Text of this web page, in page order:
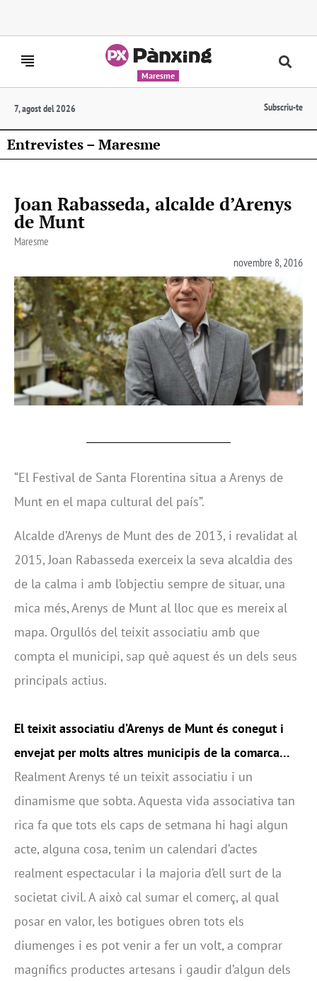
Maresme
7, agost del 2026 Subscriu-te
Entrevistes – Maresme
Joan Rabasseda, alcalde d’Arenys
de Munt
Maresme
novembre 8, 2016
“El Festival de Santa Florentina situa a Arenys de
Munt en el mapa cultural del país”.
Alcalde d’Arenys de Munt des de 2013, i revalidat al
2015, Joan Rabasseda exerceix la seva alcaldia des
de la calma i amb l’objectiu sempre de situar, una
mica més, Arenys de Munt al lloc que es mereix al
mapa. Orgullós del teixit associatiu amb que
compta el municipi, sap què aquest és un dels seus
principals actius.
El teixit associatiu d’Arenys de Munt és conegut i
envejat per molts altres municipis de la comarca…
Realment Arenys té un teixit associatiu i un
dinamisme que sobta. Aquesta vida associativa tan
rica fa que tots els caps de setmana hi hagi algun
acte, alguna cosa, tenim un calendari d’actes
realment espectacular i la majoria d’ell surt de la
societat civil. A això cal sumar el comerç, al qual
posar en valor, les botigues obren tots els
diumenges i es pot venir a fer un volt, a comprar
magnífics productes artesans i gaudir d’algun dels